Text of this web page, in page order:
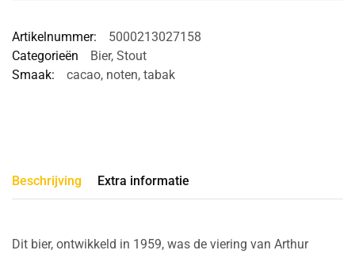
Artikelnummer:
5000213027158
Categorieën
Bier, Stout
Smaak:
cacao, noten, tabak
Beschrijving Extra informatie
Dit bier, ontwikkeld in 1959, was de viering van Arthur